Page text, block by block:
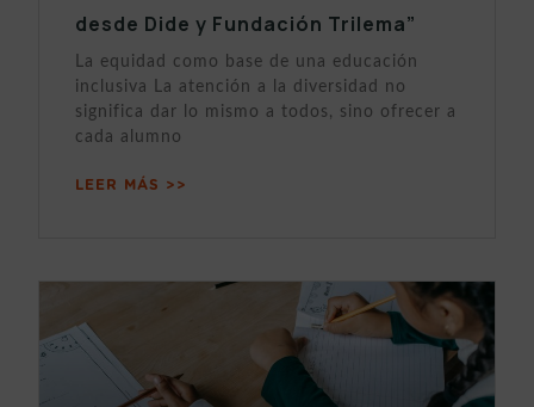
desde Dide y Fundación Trilema”
La equidad como base de una educación
inclusiva La atención a la diversidad no
significa dar lo mismo a todos, sino ofrecer a
cada alumno
LEER MÁS >>